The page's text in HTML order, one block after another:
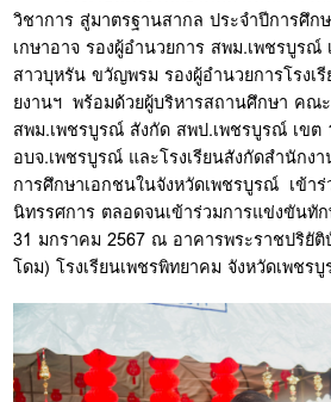
วิชาการ สู่มาตรฐานสากล ประจำปีการศึก
เกษาอาจ รองผู้อำนวยการ สพม.เพชรบูรณ์
สาวบุหรัน ขวัญพรม รองผู้อำนวยการโรงเ
ยงานฯ พร้อมด้วยผู้บริหารสถานศึกษา คณ
สพม.เพชรบูรณ์ สังกัด สพป.เพชรบูรณ์ เขต
อบจ.เพชรบูรณ์ และโรงเรียนสังกัดสำนักง
การศึกษาเอกชนในจังหวัดเพชรบูรณ์ เข้า
นิทรรศการ ตลอดจนเข้าร่วมการแข่งขันทั
31 มกราคม 2567 ณ อาคารพระราชปริยั
โดม) โรงเรียนเพชรพิทยาคม จังหวัดเพชร